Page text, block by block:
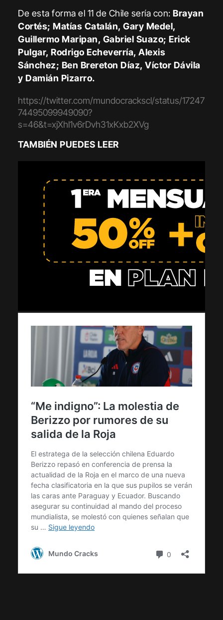
De esta forma el 11 de Chile sería con:Brayan
Cortés; Matías Catalán, Gary Medel,
Guillermo Maripan, Gabriel Suazo; Erick
Pulgar, Rodrigo Echeverría, Alexis
Sánchez; Ben Brereton Díaz, Víctor Dávila
y Damián Pizarro.
https://twitter.com/mundocrackscl/status/17247
74495099949090?
s=46&t=xjXhl1v6rDvh31xKxb2XVg
TAMBIÉN PUEDES LEER